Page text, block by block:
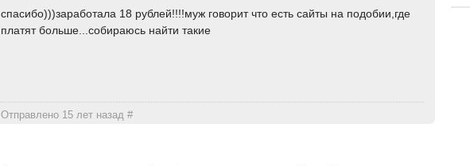
спасибо)))заработала 18 рублей!!!!муж говорит что есть сайты на подобии,где
платят больше...собираюсь найти такие
Отправлено 15 лет назад#